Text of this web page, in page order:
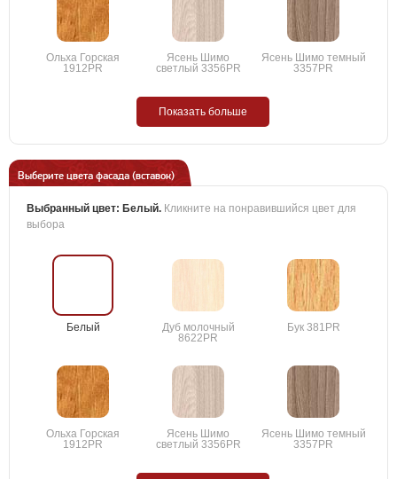
Ольха Горская
1912PR
Ясень Шимо
светлый 3356PR
Ясень Шимо темный
3357PR
Показать больше
Выберите цвета фасада (вставок)
Выбранный цвет: Белый. Кликните на понравившийся цвет для
выбора
Белый
Дуб молочный
8622PR
Бук 381PR
Ольха Горская
1912PR
Ясень Шимо
светлый 3356PR
Ясень Шимо темный
3357PR